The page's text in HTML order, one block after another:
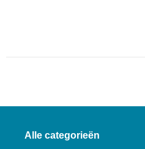
Alle categorieën